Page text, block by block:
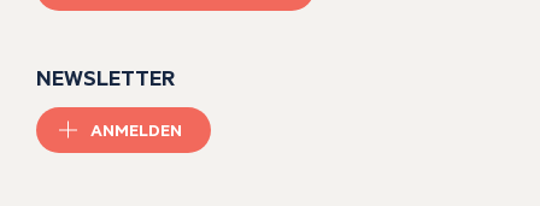
NEWSLETTER
ANMELDEN